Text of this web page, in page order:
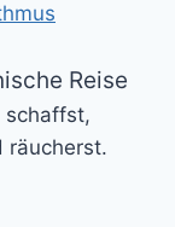
Reise
schaffst,
räucherst.